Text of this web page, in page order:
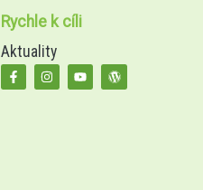
Rychle k cíli
Aktuality